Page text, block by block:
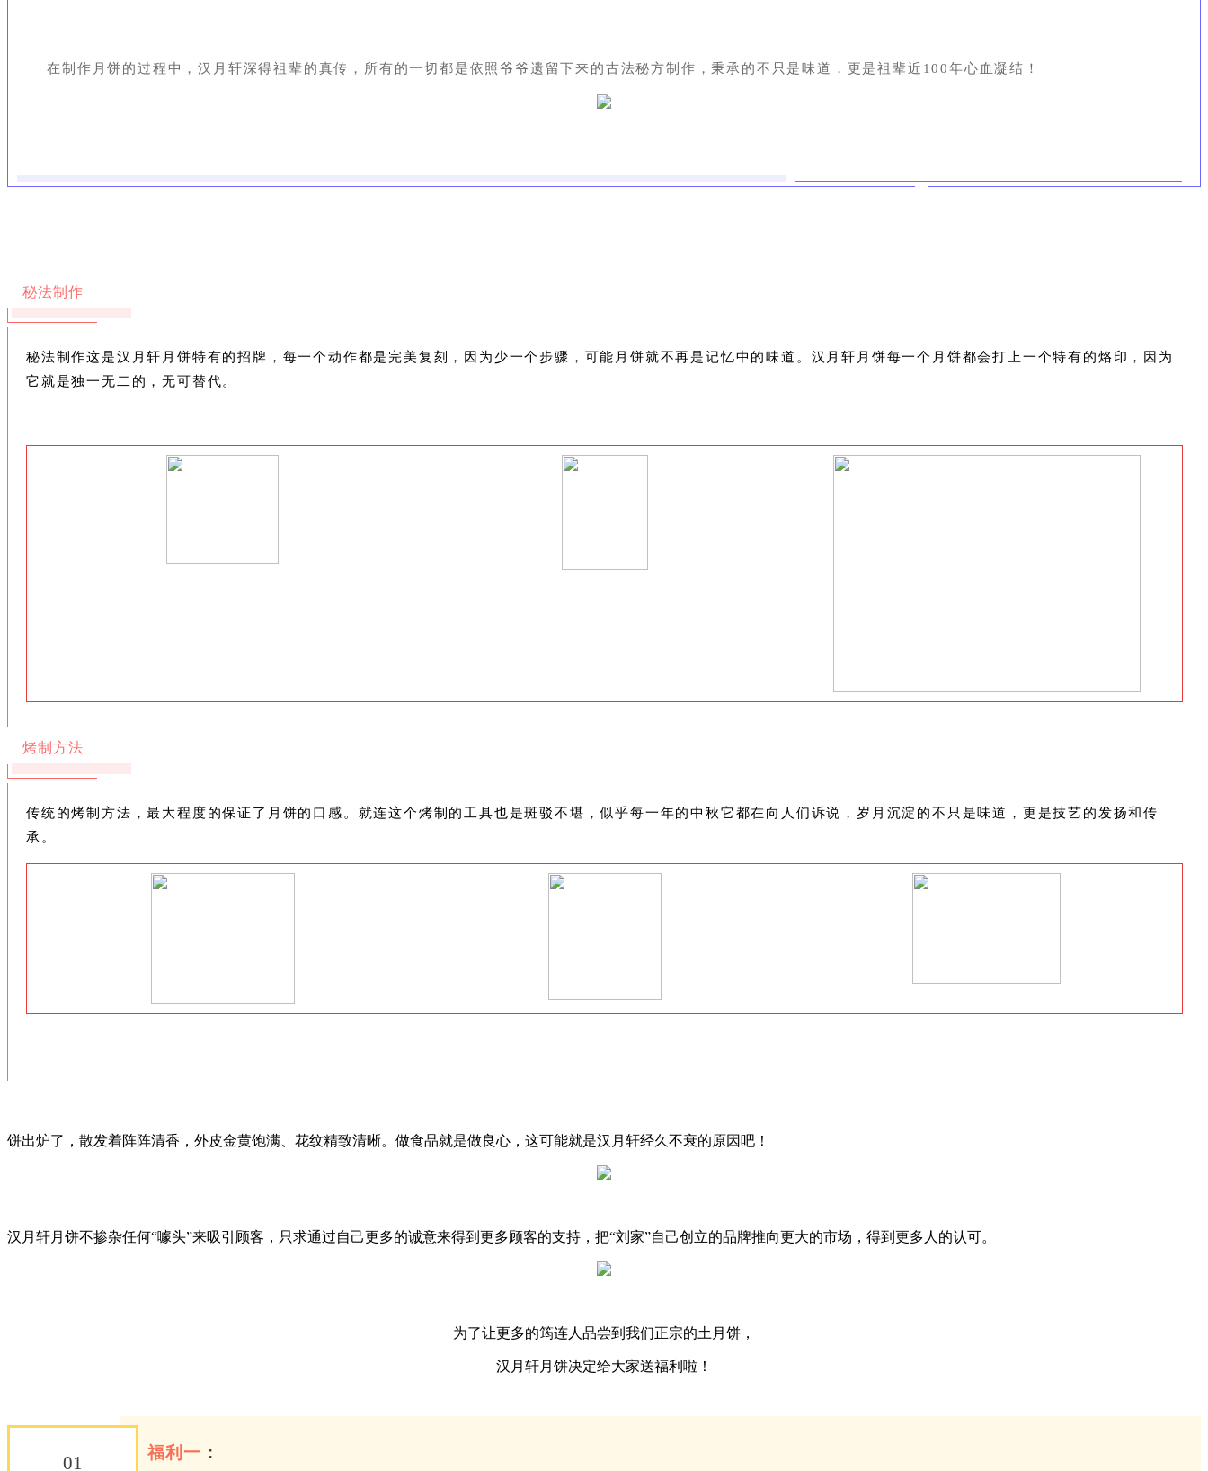
在制作月饼的过程中，汉月轩深得祖辈的真传，所有的一切都是依照爷爷遗留下来的古法秘方制作，秉承的不只是味道，更是祖辈近100年心血凝结！
秘法制作
秘法制作这是汉月轩月饼特有的招牌，每一个动作都是完美复刻，因为少一个步骤，可能月饼就不再是记忆中的味道。汉月轩月饼每一个月饼都会打上一个特有的烙印，因为
它就是独一无二的，无可替代。
烤制方法
传统的烤制方法，最大程度的保证了月饼的口感。就连这个烤制的工具也是斑驳不堪，似乎每一年的中秋它都在向人们诉说，岁月沉淀的不只是味道，更是技艺的发扬和传
承。
饼出炉了，散发着阵阵清香，外皮金黄饱满、花纹精致清晰。做食品就是做良心，这可能就是汉月轩经久不衰的原因吧！
汉月轩月饼不掺杂任何“噱头”来吸引顾客，只求通过自己更多的诚意来得到更多顾客的支持，把“刘家”自己创立的品牌推向更大的市场，得到更多人的认可。
为了让更多的筠连人品尝到我们正宗的土月饼，
汉月轩月饼决定给大家送福利啦！
01 福利一 ：